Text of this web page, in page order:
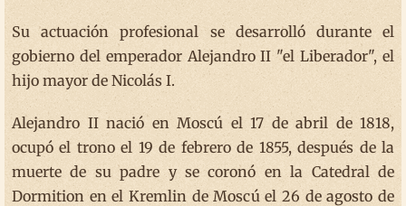
Su actuación profesional se desarrolló durante el
gobierno del emperador Alejandro II "el Liberador", el
hijo mayor de Nicolás I.
Alejandro II nació en Moscú el 17 de abril de 1818,
ocupó el trono el 19 de febrero de 1855, después de la
muerte de su padre y se coronó en la Catedral de
Dormition en el Kremlin de Moscú el 26 de agosto de